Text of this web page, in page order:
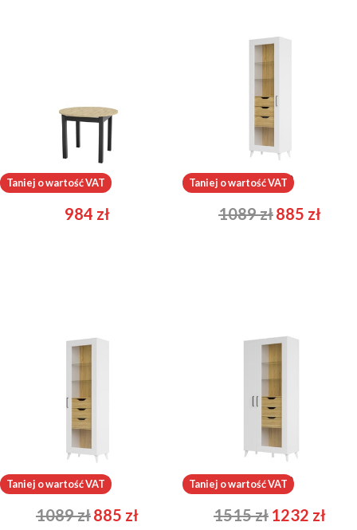
Aurora
984 zł
Barris 10
1089zł885 zł
Taniej o wartość VAT
Barris 11
1089zł885 zł
Taniej o wartość VAT
Barris 12
1515zł 1232 zł
Taniej o wartość VAT Taniej o wartość VAT